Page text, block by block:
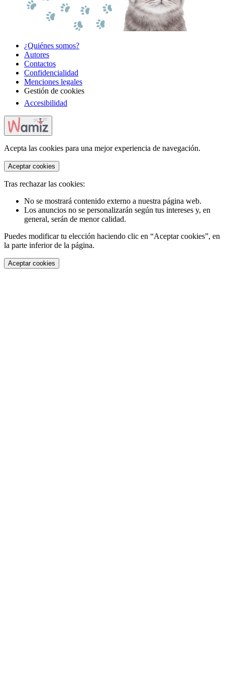
¿Quiénes somos?
Autores
Contactos
Confidencialidad
Menciones legales
Gestión de cookies
Accesibilidad
Acepta las cookies para una mejor experiencia de navegación.
Aceptar cookies
Tras rechazar las cookies:
No se mostrará contenido externo a nuestra página web.
Los anuncios no se personalizarán según tus intereses y, en
general, serán de menor calidad.
Puedes modificar tu elección haciendo clic en “Aceptar cookies”, en
la parte inferior de la página.
Aceptar cookies